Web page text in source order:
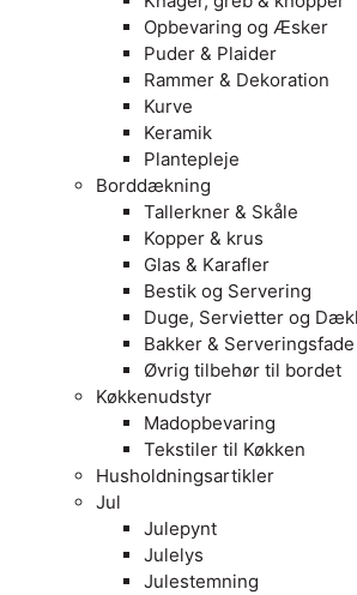
Opbevaring og Æsker
Puder & Plaider
Rammer & Dekoration
Kurve
Keramik
Plantepleje
Borddækning
Tallerkner & Skåle
Kopper & krus
Glas & Karafler
Bestik og Servering
Duge, Servietter og
Bakker & Serveringsfade
Øvrig tilbehør til bordet
Køkkenudstyr
Madopbevaring
Tekstiler til Køkken
Husholdningsartikler
Jul
Julepynt
Julelys
Julestemning